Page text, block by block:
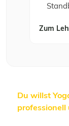
Zum
Du willst